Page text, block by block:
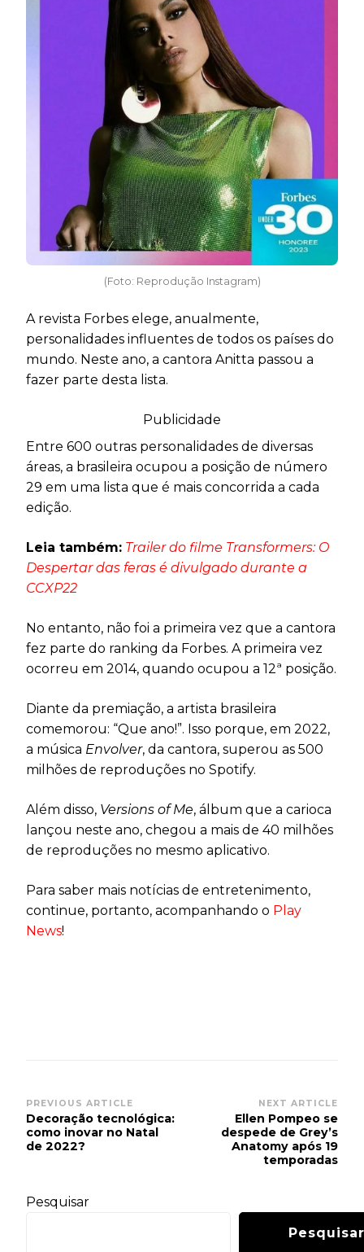
(Foto: Reprodução Instagram)
A revista Forbes elege, anualmente,
personalidades influentes de todos os países do
mundo. Neste ano, a cantora Anitta passou a
fazer parte desta lista.
Publicidade
Entre 600 outras personalidades de diversas
áreas, a brasileira ocupou a posição de número
29 em uma lista que é mais concorrida a cada
edição.
Leia também: Trailer do filme Transformers: O
Despertar das feras é divulgado durante a
CCXP22
No entanto, não foi a primeira vez que a cantora
fez parte do ranking da Forbes. A primeira vez
ocorreu em 2014, quando ocupou a 12ª posição.
Diante da premiação, a artista brasileira
comemorou: “Que ano!”. Isso porque, em 2022,
a música Envolver, da cantora, superou as 500
milhões de reproduções no Spotify.
Além disso, Versions of Me, álbum que a carioca
lançou neste ano, chegou a mais de 40 milhões
de reproduções no mesmo aplicativo.
Para saber mais notícias de entretenimento,
continue, portanto, acompanhando o Play
News!
Post
Navigation
PREVIOUS ARTICLE
Decoração tecnológica:
como inovar no Natal
de 2022?
NEXT ARTICLE
Ellen Pompeo se
despede de Grey’s
Anatomy após 19
temporadas
Pesquisar
Pesquisar